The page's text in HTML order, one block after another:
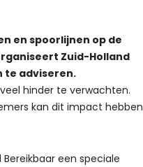
en spoorlijnen op de
Zuid-Holland
te adviseren.
hinder te verwachten.
kan dit impact hebben
een speciale